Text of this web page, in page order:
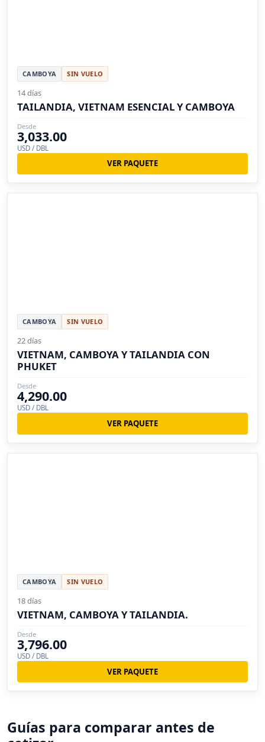
CAMBOYA SIN VUELO
14 días
TAILANDIA, VIETNAM ESENCIAL Y CAMBOYA
Desde
3,033.00
USD / DBL
VER PAQUETE
CAMBOYA SIN VUELO
22 días
VIETNAM, CAMBOYA Y TAILANDIA CON
PHUKET
Desde
4,290.00
USD / DBL
VER PAQUETE
CAMBOYA SIN VUELO
18 días
VIETNAM, CAMBOYA Y TAILANDIA.
Desde
3,796.00
USD / DBL
VER PAQUETE
Guías para comparar antes de